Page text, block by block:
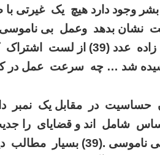
وجود دارد هیچ یک غیرتی با
نشان بدهد وعمل بی ناموسی
نظر به گفته جناب فیض زاده عدد (39) از
شد … چه سرعت عمل در
حساسیت در مقابل یک نمبر
حساس شامل اند و قضایای را
میدهند بشمول از بردن بی